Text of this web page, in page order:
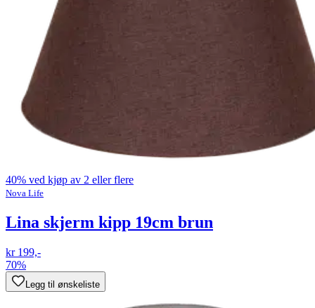
40% ved kjøp av 2 eller flere
Nova Life
Lina skjerm kipp 19cm brun
kr 199,-
70%
Legg til ønskeliste